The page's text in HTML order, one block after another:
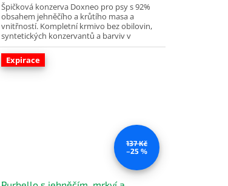
z
5
hvězdiček.
Špičková konzerva Doxneo pro psy s 92%
obsahem jehněčího a krůtího masa a
vnitřností. Kompletní krmivo bez obilovin,
syntetických konzervantů a barviv v
holistické kvalitě.
Expirace
137 Kč
–25 %